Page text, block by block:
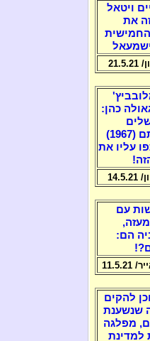
ויטאל
את
כהן:
שחררתם (1967)
עליו את
עם
הם:
להקים
שנשענת
מפלגה
למדינת